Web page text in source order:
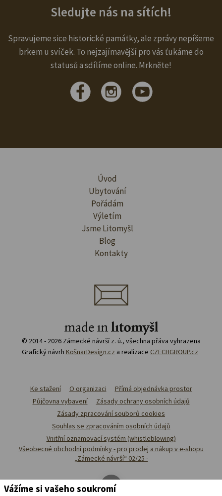
Sledujte nás na sítích!
Spravujeme sice historické památky, ale zprávy nepíšeme
brkem u svíček. To nejzajímavější pro vás ťukáme do
statusů a sdílíme online. Mrkněte!
Úvod
Ubytování
Pořádám
Výletím
Jsme Litomyšl
Blog
Kontakty
© 2014 - 2026 Zámecké návrší z. ú., všechna přáva vyhrazena
Grafický návrh KošnarDesign.cz a realizace CZECHGROUP.cz
Ke stažení O organizaci
Přímá objednávka prostor
Půjčovna vybavení
Zásady ochrany osobních údajů
Zásady zpracování souborů cookies
Souhlas se zpracováním osobních údajů
Vnitřní oznamovací systém (whistleblowing)
Všeobecné obchodní podmínky - pro prodej a nákup v e-shopu
„Zámecké návrší“ 02/25 -
Vážíme si vašeho soukromí